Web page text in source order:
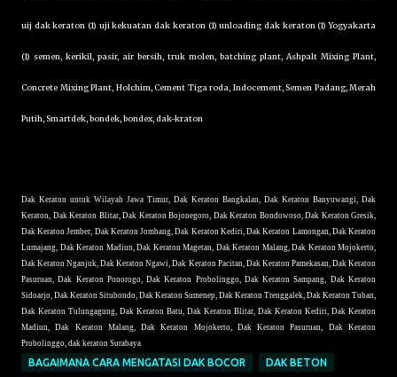
uij dak keraton (1) uji kekuatan dak keraton (1) unloading dak keraton (1) Yogyakarta
(1) semen, kerikil, pasir, air bersih, truk molen, batching plant, Ashpalt Mixing Plant,
Concrete Mixing Plant, Holchim, Cement Tiga roda, Indocement, Semen Padang, Merah
Putih, Smartdek, bondek, bondex, dak-kraton
Dak Keraton untuk Wilayah Jawa Timur, Dak Keraton Bangkalan, Dak Keraton Banyuwangi, Dak
Keraton, Dak Keraton Blitar, Dak Keraton Bojonegoro, Dak Keraton Bondowoso, Dak Keraton Gresik,
Dak Keraton Jember, Dak Keraton Jombang, Dak Keraton Kediri, Dak Keraton Lamongan, Dak Keraton
Lumajang, Dak Keraton Madiun, Dak Keraton Magetan, Dak Keraton Malang, Dak Keraton Mojokerto,
Dak Keraton Nganjuk, Dak Keraton Ngawi, Dak Keraton Pacitan, Dak Keraton Pamekasan, Dak Keraton
Pasuruan, Dak Keraton Ponorogo, Dak Keraton Probolinggo, Dak Keraton Sampang, Dak Keraton
Sidoarjo, Dak Keraton Situbondo, Dak Keraton Sumenep, Dak Keraton Trenggalek, Dak Keraton Tuban,
Dak Keraton Tulungagung, Dak Keraton Batu, Dak Keraton Blitar, Dak Keraton Kediri, Dak Keraton
Madiun, Dak Keraton Malang, Dak Keraton Mojokerto, Dak Keraton Pasuruan, Dak Keraton
Probolinggo, dak keraton Surabaya
BAGAIMANA CARA MENGATASI DAK BOCOR DAK BETON